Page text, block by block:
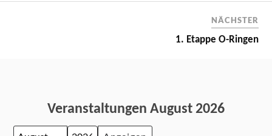
NÄCHSTER
1. Etappe O-Ringen
Veranstaltungen August 2026